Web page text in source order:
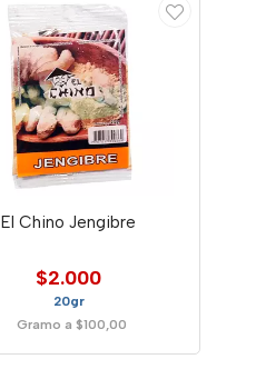
El Chino Jengibre
$2.000
20gr
Gramo a $100,00